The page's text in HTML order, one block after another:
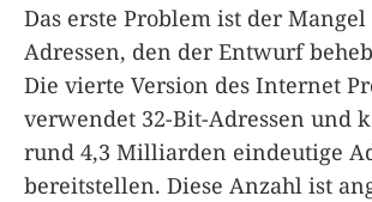
Das erste Problem ist der Mangel
Adressen, den der Entwurf
Die vierte Version des Internet
verwendet 32-Bit-Adressen und
rund 4,3 Milliarden eindeutige
bereitstellen. Diese Anzahl ist